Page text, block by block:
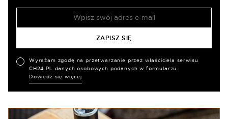
Wyrażam zgodę na przetwarzanie przez właściciela serwisu
CH24.PL danych osobowych podanych w formularzu.
Dowiedz się więcej